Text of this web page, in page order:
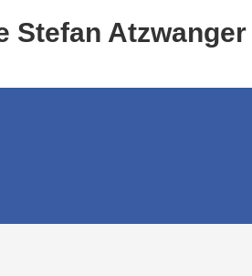
Stefan Atzwanger